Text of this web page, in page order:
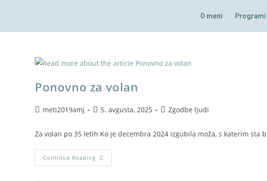
O meni Programi
Ponovno za volan
meti2019amj 5. avgusta, 2025 Zgodbe ljudi
Za volan po 35 letih Ko je decembra 2024 izgubila moža, s katerim
Continue Reading